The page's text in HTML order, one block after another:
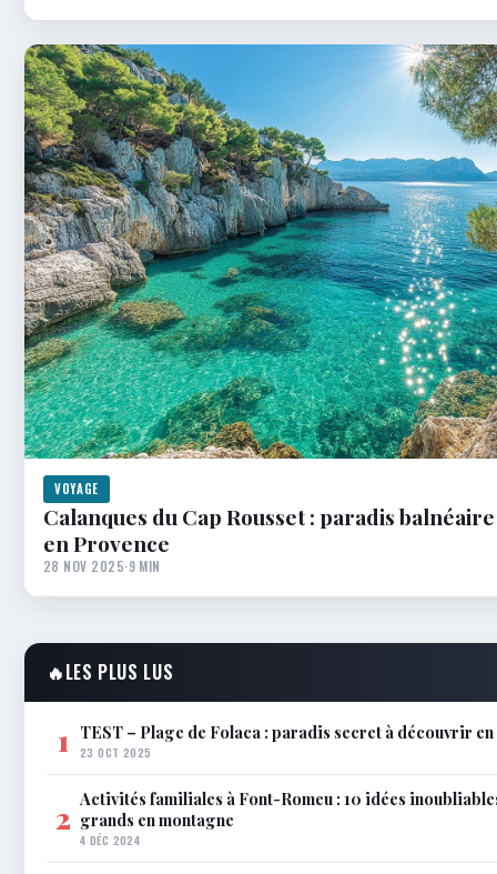
VOYAGE
Calanques du Cap Rousset : paradis
en Provence
28 NOV 2025·9 MIN
🔥LES PLUS LUS
1 TEST – Plage de Folaca : paradis secret à découvrir
23 OCT 2025
2 Activités familiales à Font-Romeu : 10 idées
grands en montagne
4 DÉC 2024